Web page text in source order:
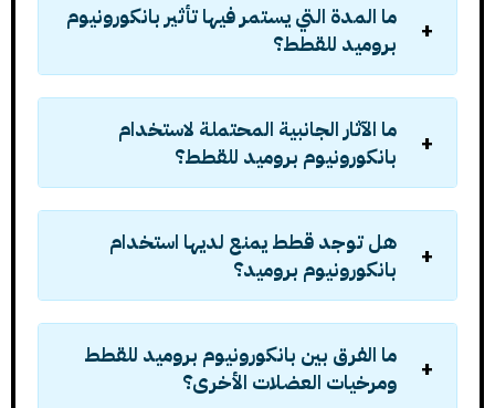
ما المدة التي يستمر فيها تأثير بانكورونيوم
بروميد للقطط؟
ما الآثار الجانبية المحتملة لاستخدام
بانكورونيوم بروميد للقطط؟
هل توجد قطط يمنع لديها استخدام
بانكورونيوم بروميد؟
ما الفرق بين بانكورونيوم بروميد للقطط
ومرخيات العضلات الأخرى؟